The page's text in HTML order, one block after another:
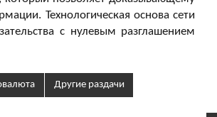
Технологическая основа сети
с нулевым разглашением
Другие раздачи